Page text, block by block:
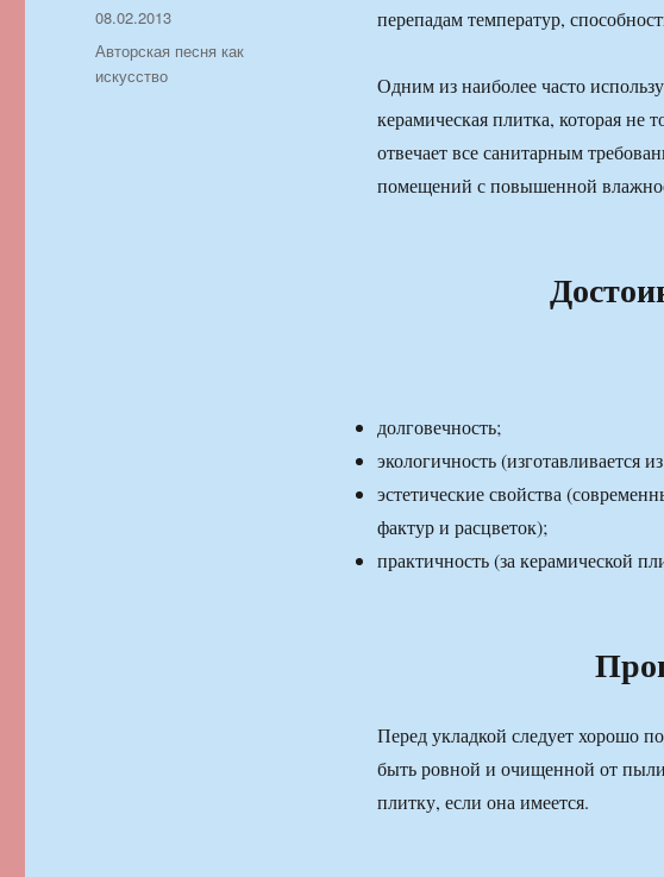
перепадам температур,
Одним из наиболее часто
керамическая плитка, которая не
отвечает все санитарным
помещений с повышенной
долговечность;
экологичность (изготавливается
эстетические свойства
фактур и расцветок);
практичность (за керамической
Перед укладкой следует хорошо
быть ровной и очищенной от
плитку, если она имеется.
Опубликовано
08.02.2013
Рубрики
Авторская песня как
искусство